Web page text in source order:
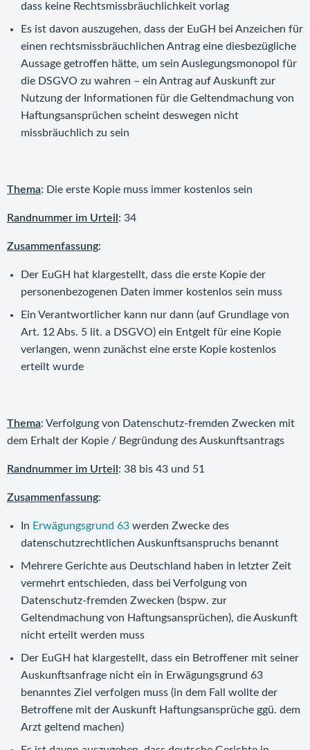
dass keine Rechtsmissbräuchlichkeit vorlag
Es ist davon auszugehen, dass der EuGH bei Anzeichen für
einen rechtsmissbräuchlichen Antrag eine diesbezügliche
Aussage getroffen hätte, um sein Auslegungsmonopol für
die DSGVO zu wahren – ein Antrag auf Auskunft zur
Nutzung der Informationen für die Geltendmachung von
Haftungsansprüchen scheint deswegen nicht
missbräuchlich zu sein
Thema: Die erste Kopie muss immer kostenlos sein
Randnummer im Urteil : 34
Zusammenfassung:
Der EuGH hat klargestellt, dass die erste Kopie der
personenbezogenen Daten immer kostenlos sein muss
Ein Verantwortlicher kann nur dann (auf Grundlage von
Art. 12 Abs. 5 lit. a DSGVO) ein Entgelt für eine Kopie
verlangen, wenn zunächst eine erste Kopie kostenlos
erteilt wurde
Thema: Verfolgung von Datenschutz-fremden Zwecken mit
dem Erhalt der Kopie / Begründung des Auskunftsantrags
Randnummer im Urteil : 38 bis 43 und 51
Zusammenfassung:
In Erwägungsgrund 63 werden Zwecke des
datenschutzrechtlichen Auskunftsanspruchs benannt
Mehrere Gerichte aus Deutschland haben in letzter Zeit
vermehrt entschieden, dass bei Verfolgung von
Datenschutz-fremden Zwecken (bspw. zur
Geltendmachung von Haftungsansprüchen), die Auskunft
nicht erteilt werden muss
Der EuGH hat klargestellt, dass ein Betroffener mit seiner
Auskunftsanfrage nicht ein in Erwägungsgrund 63
benanntes Ziel verfolgen muss (in dem Fall wollte der
Betroffene mit der Auskunft Haftungsansprüche ggü. dem
Arzt geltend machen)